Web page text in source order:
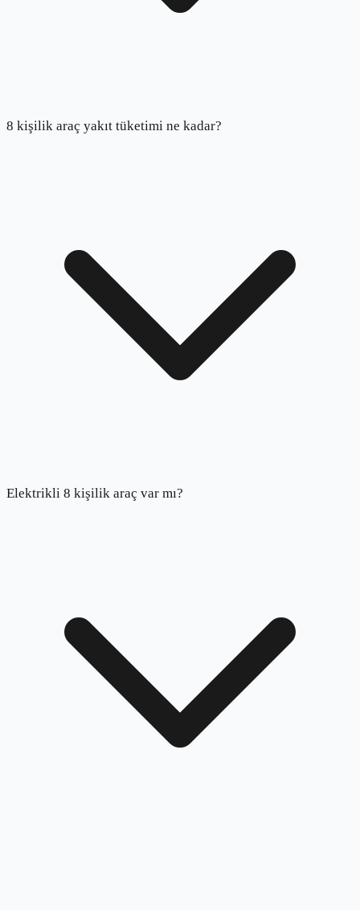
8 kişilik araç yakıt tüketimi ne kadar?
Elektrikli 8 kişilik araç var mı?